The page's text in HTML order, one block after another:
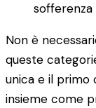
sofferenza
Non è
queste
unica e il primo
insieme come